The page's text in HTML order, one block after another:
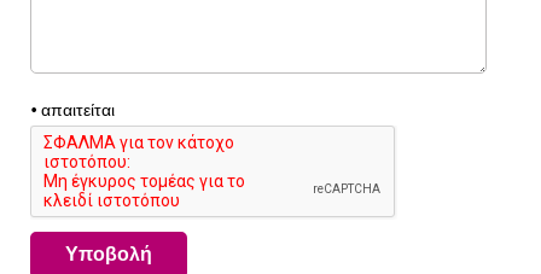
•απαιτείται
Υποβολή